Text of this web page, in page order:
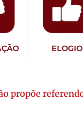
ELOGIO
propõe